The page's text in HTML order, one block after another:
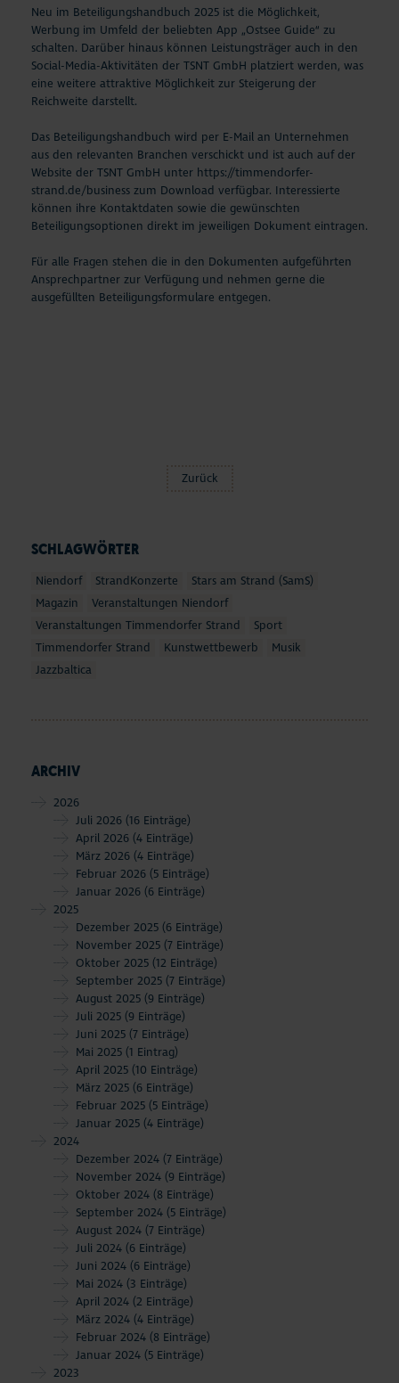
SCHLAGWÖRTER
Niendorf StrandKonzerte
Stars am Strand (SamS)
Magazin
Veranstaltungen Niendorf
Veranstaltungen Timmendorfer Strand
Sport
Timmendorfer Strand
Kunstwettbewerb
Musik
Jazzbaltica
ARCHIV
2026
Juli 2026 (16 Einträge)
April 2026 (4 Einträge)
März 2026 (4 Einträge)
Februar 2026 (5 Einträge)
Januar 2026 (6 Einträge)
2025
Dezember 2025 (6 Einträge)
November 2025 (7 Einträge)
Oktober 2025 (12 Einträge)
September 2025 (7 Einträge)
August 2025 (9 Einträge)
Juli 2025 (9 Einträge)
Juni 2025 (7 Einträge)
Mai 2025 (1 Eintrag)
April 2025 (10 Einträge)
März 2025 (6 Einträge)
Februar 2025 (5 Einträge)
Januar 2025 (4 Einträge)
2024
Dezember 2024 (7 Einträge)
November 2024 (9 Einträge)
Oktober 2024 (8 Einträge)
September 2024 (5 Einträge)
August 2024 (7 Einträge)
Juli 2024 (6 Einträge)
Juni 2024 (6 Einträge)
Mai 2024 (3 Einträge)
April 2024 (2 Einträge)
März 2024 (4 Einträge)
Februar 2024 (8 Einträge)
Januar 2024 (5 Einträge)
2023
Neu im Beteiligungshandbuch 2025 ist die Möglichkeit,
Werbung im Umfeld der beliebten App „Ostsee Guide“ zu
schalten. Darüber hinaus können Leistungsträger auch in den
Social-Media-Aktivitäten der TSNT GmbH platziert werden, was
eine weitere attraktive Möglichkeit zur Steigerung der
Reichweite darstellt.
Das Beteiligungshandbuch wird per E-Mail an Unternehmen
aus den relevanten Branchen verschickt und ist auch auf der
Website der TSNT GmbH unter https://timmendorfer-
strand.de/business zum Download verfügbar. Interessierte
können ihre Kontaktdaten sowie die gewünschten
Beteiligungsoptionen direkt im jeweiligen Dokument eintragen.
Für alle Fragen stehen die in den Dokumenten aufgeführten
Ansprechpartner zur Verfügung und nehmen gerne die
ausgefüllten Beteiligungsformulare entgegen.
Zurück